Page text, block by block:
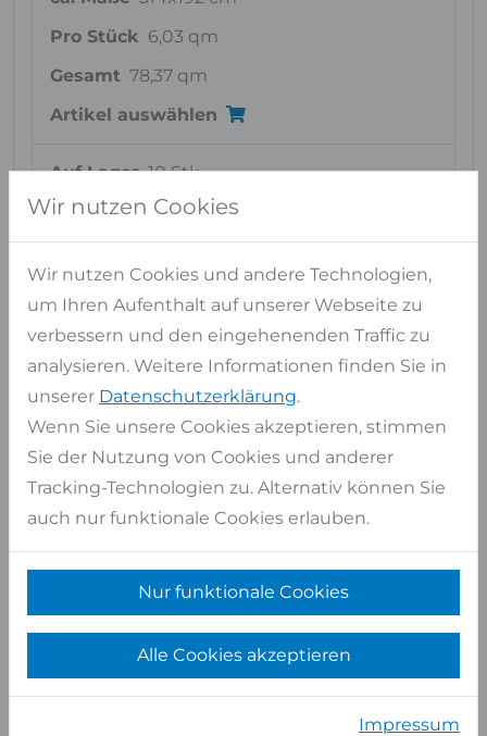
Pro Stück 6,03 qm
Gesamt 78,37 qm
Artikel auswählen
Auf Lager 10 Stk
ca. Maße 314x191 cm
Artikel auswählen
Ähnliche Materialien
FÜR BLACK PEARL
Wir nutzen Cookies
Wir nutzen Cookies und andere Technologien,
um Ihren Aufenthalt auf unserer Webseite zu
verbessern und den eingehenenden Traffic zu
analysieren. Weitere Informationen finden Sie in
unserer Datenschutzerklärung.
Wenn Sie unsere Cookies akzeptieren, stimmen
Sie der Nutzung von Cookies und anderer
Tracking-Technologien zu. Alternativ können Sie
auch nur funktionale Cookies erlauben.
Nur funktionale Cookies
Alle Cookies akzeptieren
Impressum